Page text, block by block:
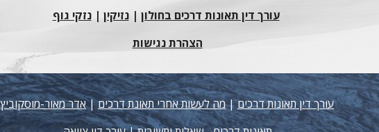
עורך דין תאונות דרכים בחולון |נזיקין |נזקי גוף
הצהרת נגישות
עורך דין תאונות דרכים|מה לעשות אחרי תאונת דרכים|אדר מאור-מוסקוביץ